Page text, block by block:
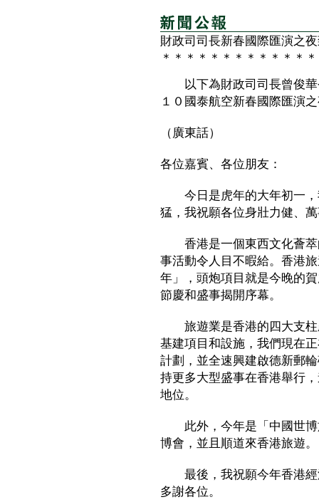
財政司司長新春國際匯演之
＊＊＊＊＊＊＊＊＊＊＊＊
以下為財政司司長曾俊華
１０國泰航空新春國際匯演
（廣東話）
各位嘉賓、各位朋友：
今日是虎年的大年初一，
猛，我祝願各位身壯力健、
香港是一個東西文化薈萃
事活動令人目不暇給。香港
年」，頭炮項目就是今晚的
節慶和盛事揭開序幕。
旅遊業是香港的四大支柱
基建項目和設施，我們現在
計劃，並全速興建啟德新郵
持更多大型盛事在香港舉行
地位。
此外，今年是「中國世博
博會，並且順道來香港旅遊。
最後，我祝願今年香港經
多謝各位。